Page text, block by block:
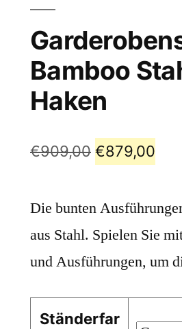
Bamboo
Haken
€909,00 €879,00
Die bunten
aus Stahl. Spielen Sie
und Ausführungen, um
Ständerfar